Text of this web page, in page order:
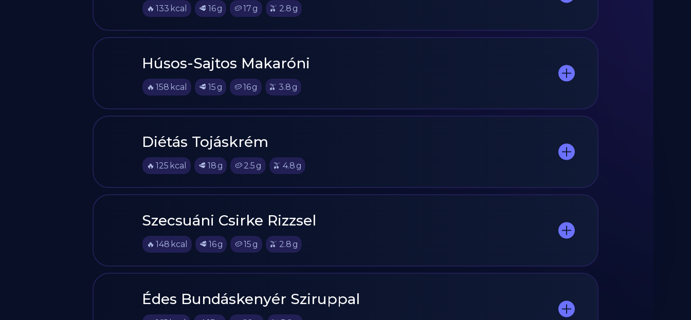
🔥 133 kcal 🥩 16g 🥔17 g 🫒 2.8 g
Húsos-Sajtos Makaróni
🔥 158 kcal 🥩 15 g 🥔16g 🫒 3.8 g
Diétás Tojáskrém
🔥 125 kcal 🥩 18 g 🥔 2.5 g 🫒 4.8 g
Szecsuáni Csirke Rizzsel
🔥 148 kcal 🥩 16g 🥔15 g 🫒 2.8 g
Édes Bundáskenyér Sziruppal